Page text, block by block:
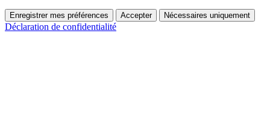
Enregistrer mes préférences Accepter Nécessaires uniquement
Déclaration de confidentialité